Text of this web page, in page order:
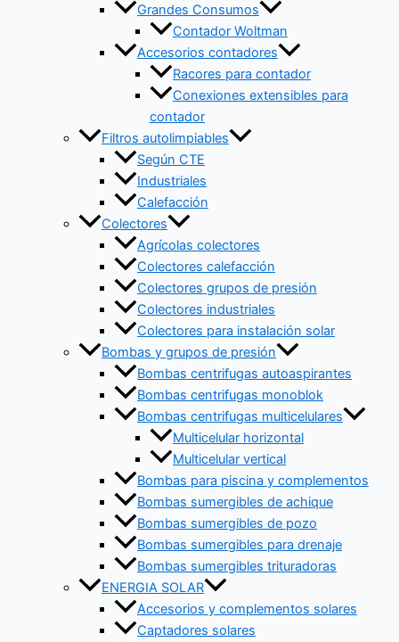
Grandes Consumos
Contador Woltman
Accesorios contadores
Racores para contador
Conexiones extensibles para
contador
Filtros autolimpiables
Según CTE
Industriales
Calefacción
Colectores
Agrícolas colectores
Colectores calefacción
Colectores grupos de presión
Colectores industriales
Colectores para instalación solar
Bombas y grupos de presión
Bombas centrifugas autoaspirantes
Bombas centrifugas monoblok
Bombas centrifugas multicelulares
Multicelular horizontal
Multicelular vertical
Bombas para piscina y complementos
Bombas sumergibles de achique
Bombas sumergibles de pozo
Bombas sumergibles para drenaje
Bombas sumergibles trituradoras
ENERGIA SOLAR
Accesorios y complementos solares
Captadores solares